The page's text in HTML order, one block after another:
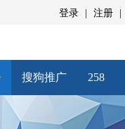
登录 注册
搜狗推广 258